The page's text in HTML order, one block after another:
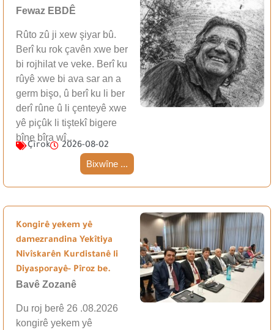
Fewaz EBDÊ
Rûto zû ji xew şiyar bû.
Berî ku rok çavên xwe ber
bi rojhilat ve veke. Berî ku
rûyê xwe bi ava sar an a
germ bişo, û berî ku li ber
derî rûne û li çenteyê xwe
yê piçûk li tiştekî bigere
bîne bîra wî…
Çîrok 2026-08-02
Bixwîne ...
Kongirê yekem yê
damezrandina Yekîtiya
Nivîskarên Kurdistanê li
Diyasporayê- Pîroz be.
Bavê Zozanê
Du roj berê 26 .08.2026
kongirê yekem yê